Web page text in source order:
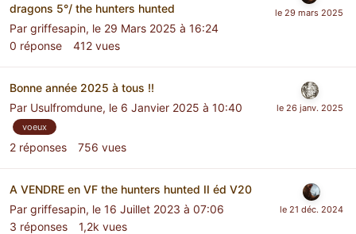
dragons 5°/ the hunters hunted
Par griffesapin, le 29 Mars 2025 à 16:24
0 réponse 412 vues
Bonne année 2025 à tous !!
Par Usulfromdune, le 6 Janvier 2025 à 10:40
voeux
2 réponses 756 vues
A VENDRE en VF the hunters hunted II éd V20
Par griffesapin, le 16 Juillet 2023 à 07:06
3 réponses 1,2k vues